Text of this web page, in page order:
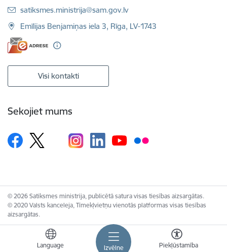
Izvēlne
Language Piekļūstamība
E-pasts:
satiksmes.ministrija@sam.gov.lv
Emīlijas Benjamiņas iela 3, Rīga, LV-1743
Visi kontakti
Sekojiet mums
© 2026 Satiksmes ministrija, publicētā satura visas tiesības aizsargātas.
© 2020 Valsts kanceleja, Tīmekļvietņu vienotās platformas visas tiesības
aizsargātas.